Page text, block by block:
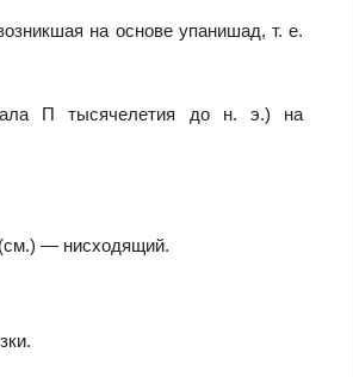
на основе упанишад, т. е.
П тысячелетия до н. э.) на
— нисходящий.